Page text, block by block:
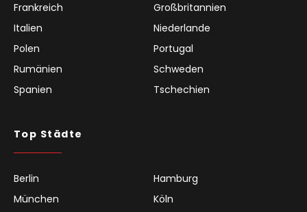
Frankreich
Großbritannien
Italien
Niederlande
Polen
Portugal
Rumänien
Schweden
Spanien
Tschechien
Top Städte
Berlin
Hamburg
München
Köln